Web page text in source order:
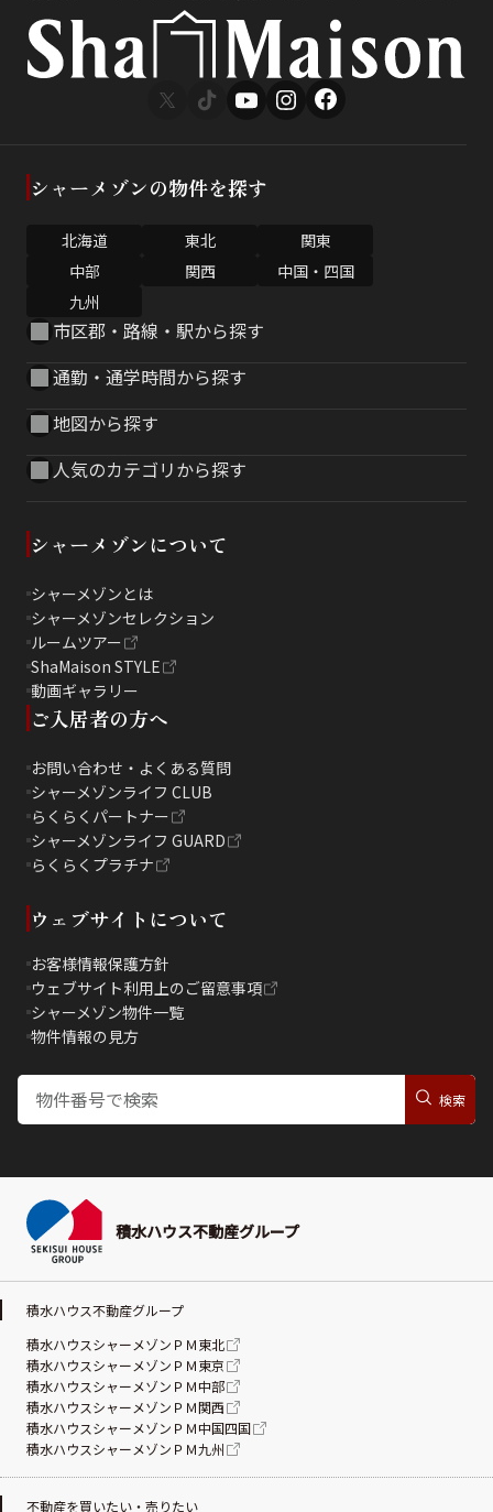
シャーメゾンの物件を探す
北海道 東北
関東
中部
関西
中国・四国
九州
市区郡・路線・駅から探す
通勤・通学時間から探す
地図から探す
人気のカテゴリから探す
シャーメゾンについて
シャーメゾンとは
シャーメゾンセレクション
ルームツアー
ShaMaison STYLE
動画ギャラリー
ご入居者の方へ
お問い合わせ・よくある質問
シャーメゾンライフ CLUB
らくらくパートナー
シャーメゾンライフ GUARD
らくらくプラチナ
ウェブサイトについて
お客様情報保護方針
ウェブサイト利用上のご留意事項
シャーメゾン物件一覧
物件情報の見方
積水ハウス不動産グループ
積水ハウス不動産グループ
積水ハウスシャーメゾンＰＭ東北
積水ハウスシャーメゾンＰＭ東京
積水ハウスシャーメゾンＰＭ中部
積水ハウスシャーメゾンＰＭ関西
積水ハウスシャーメゾンＰＭ中国四国
積水ハウスシャーメゾンＰＭ九州
不動産を買いたい・売りたい